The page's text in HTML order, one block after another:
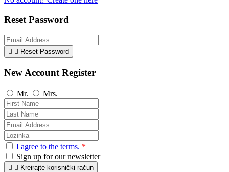
Reset Password
  Reset Password
New Account Register
Mr. Mrs.
I agree to the terms. *
Sign up for our newsletter
  Kreirajte korisnički račun